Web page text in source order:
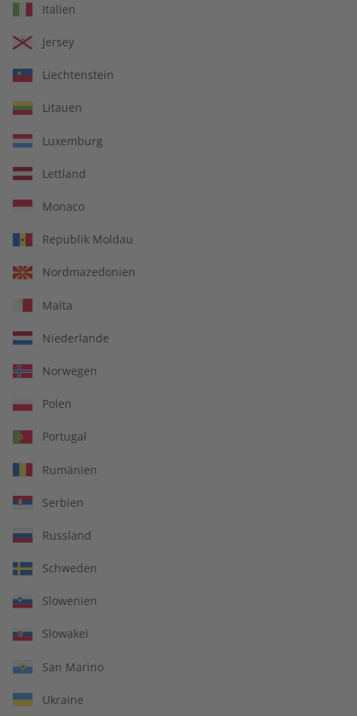
€ 99,90
Spotlight Übungsheft
Spotlight Jahrgang 2023
€ 99,90
Italien
Jersey
Liechtenstein
Litauen
Luxemburg
Lettland
Monaco
Republik Moldau
Nordmazedonien
Malta
Niederlande
Norwegen
Polen
Portugal
Rumänien
Serbien
Russland
Schweden
Slowenien
Slowakei
San Marino
Ukraine